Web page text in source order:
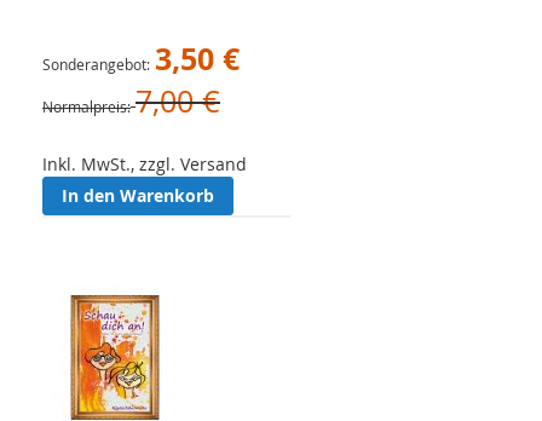
Sonderangebot 3,50 €
Normalpreis 7,00 €
Inkl. MwSt., zzgl. Versand
In den Warenkorb